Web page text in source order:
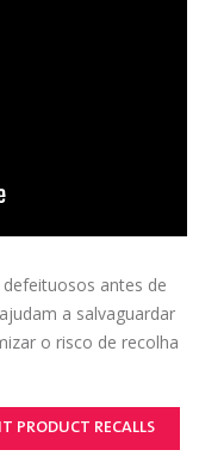
antes de
a salvaguardar
o risco de recolha
PRODUCT RECALLS